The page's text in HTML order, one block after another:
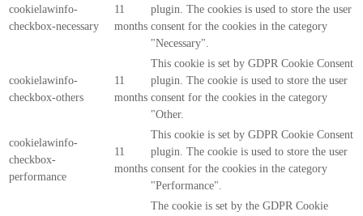
cookielawinfo-
checkbox-necessary
11
months
plugin. The cookies is used to store the user
consent for the cookies in the category
"Necessary".
cookielawinfo-
checkbox-others
11
months
This cookie is set by GDPR Cookie Consent
plugin. The cookie is used to store the user
consent for the cookies in the category
"Other.
cookielawinfo-
checkbox-
performance
11
months
This cookie is set by GDPR Cookie Consent
plugin. The cookie is used to store the user
consent for the cookies in the category
"Performance".
The cookie is set by the GDPR Cookie